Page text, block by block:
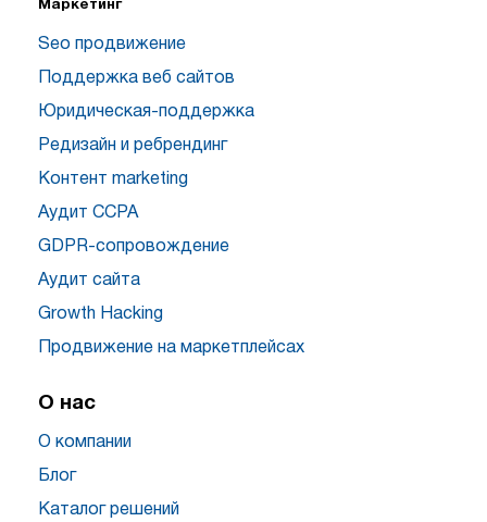
Маркетинг
Seo продвижение
Поддержка веб сайтов
Юридическая-поддержка
Редизайн и ребрендинг
Контент marketing
Аудит CCPA
GDPR-сопровождение
Аудит сайта
Growth Hacking
Продвижение на маркетплейсах
О нас
О компании
Блог
Каталог решений